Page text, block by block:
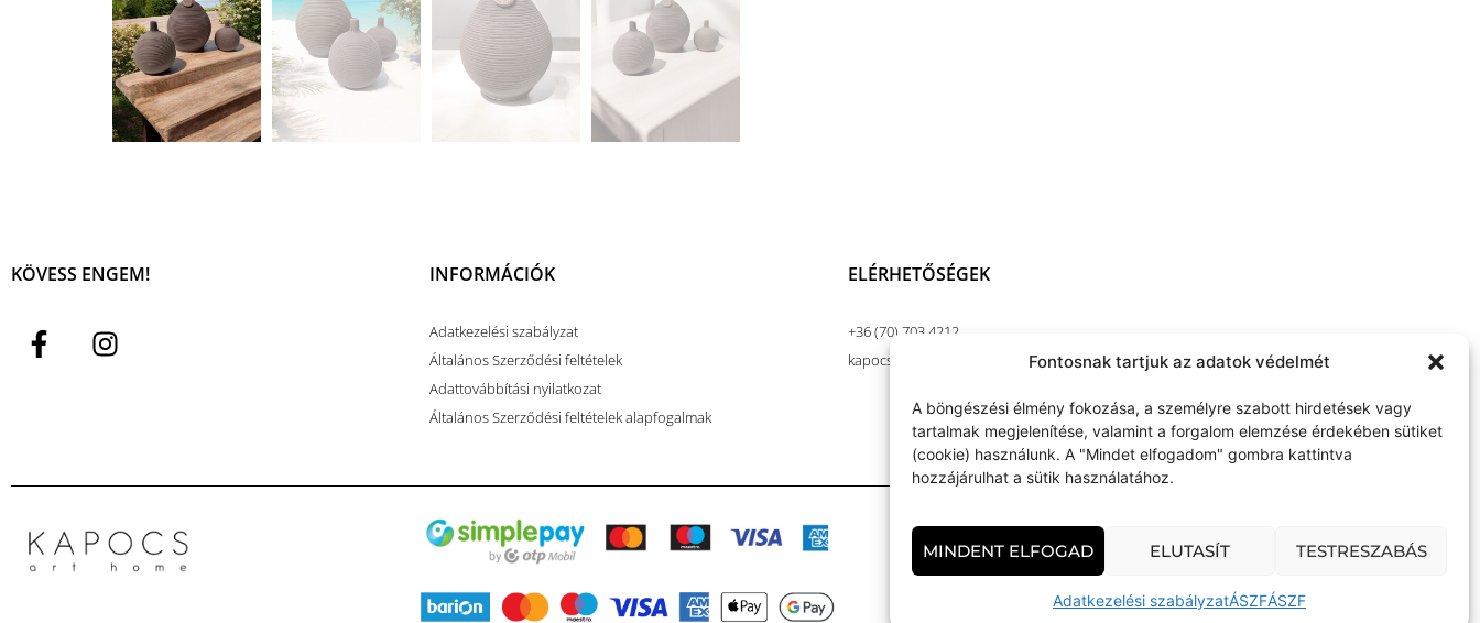
Fontosnak tartjuk az adatok védelmét
A böngészési élmény fokozása, a személyre szabott hirdetések vagy
tartalmak megjelenítése, valamint a forgalom elemzése érdekében sütiket
(cookie) használunk. A "Mindet elfogadom" gombra kattintva
hozzájárulhat a sütik használatához.
MINDENT ELFOGAD ELUTASÍT TESTRESZABÁS
Adatkezelési szabályzatÁSZFÁSZF
KÖVESS ENGEM! INFORMÁCIÓK
Adatkezelési szabályzat
Általános Szerződési feltételek
Adattovábbítási nyilatkozat
Általános Szerződési feltételek alapfogalmak
ELÉRHETŐSÉGEK
+36 (70) 703 4212
kapocsart@kapocsarthome.com
KAPOCS art home © 2026 Minden jog fenntartva